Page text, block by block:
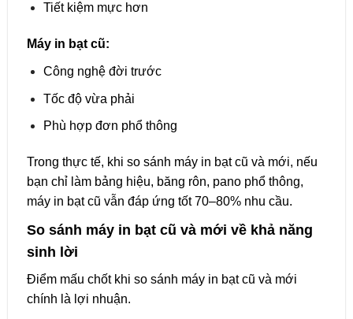
Tiết kiệm mực hơn
Máy in bạt cũ:
Công nghệ đời trước
Tốc độ vừa phải
Phù hợp đơn phổ thông
Trong thực tế, khi so sánh máy in bạt cũ và mới, nếu
bạn chỉ làm bảng hiệu, băng rôn, pano phổ thông,
máy in bạt cũ vẫn đáp ứng tốt 70–80% nhu cầu.
So sánh máy in bạt cũ và mới về khả năng
sinh lời
Điểm mấu chốt khi so sánh máy in bạt cũ và mới
chính là lợi nhuận.